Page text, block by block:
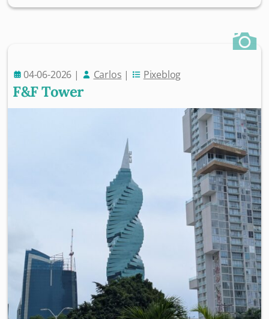
04-06-2026 | Carlos | Pixeblog
F&F Tower